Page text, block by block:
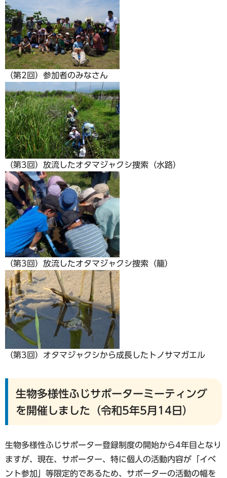
（第2回）参加者のみなさん
（第3回）放流したオタマジャクシ捜索（水路）
（第3回）放流したオタマジャクシ捜索（籠）
（第3回）オタマジャクシから成長したトノサマガエル
生物多様性ふじサポーターミーティング
を開催しました（令和5年5月14日）
生物多様性ふじサポーター登録制度の開始から4年目となり
ますが、現在、サポーター、特に個人の活動内容が「イベ
ント参加」等限定的であるため、サポーターの活動の幅を